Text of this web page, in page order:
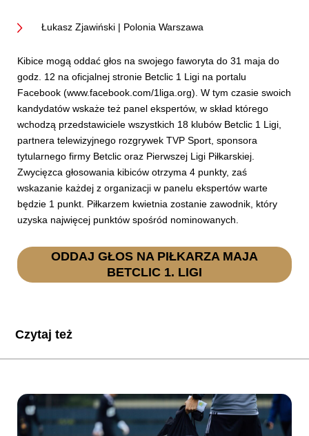
Łukasz Zjawiński | Polonia Warszawa
Kibice mogą oddać głos na swojego faworyta do 31 maja do
godz. 12 na oficjalnej stronie Betclic 1 Ligi na portalu
Facebook (www.facebook.com/1liga.org). W tym czasie swoich
kandydatów wskaże też panel ekspertów, w skład którego
wchodzą przedstawiciele wszystkich 18 klubów Betclic 1 Ligi,
partnera telewizyjnego rozgrywek TVP Sport, sponsora
tytularnego firmy Betclic oraz Pierwszej Ligi Piłkarskiej.
Zwycięzca głosowania kibiców otrzyma 4 punkty, zaś
wskazanie każdej z organizacji w panelu ekspertów warte
będzie 1 punkt. Piłkarzem kwietnia zostanie zawodnik, który
uzyska najwięcej punktów spośród nominowanych.
ODDAJ GŁOS NA PIŁKARZA MAJA
BETCLIC 1. LIGI
Czytaj też